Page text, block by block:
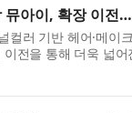
뮤아이, 확장 이전
컬러 기반 헤어·메이
전을 통해 더욱 넓
는 프리미엄 토털 뷰